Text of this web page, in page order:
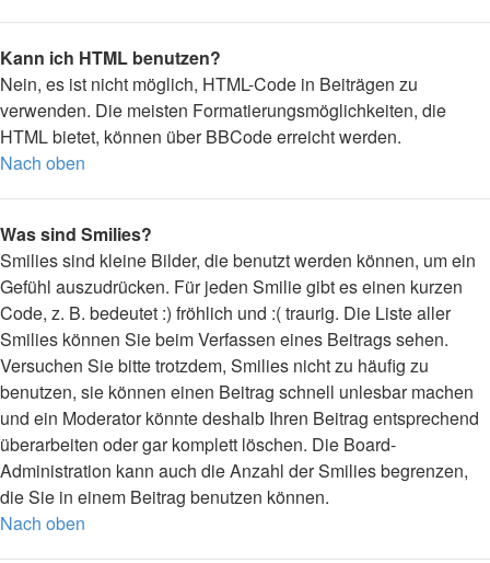
Kann ich HTML benutzen?
Nein, es ist nicht möglich, HTML-Code in Beiträgen zu
verwenden. Die meisten Formatierungsmöglichkeiten, die
HTML bietet, können über BBCode erreicht werden.
Nach oben
Was sind Smilies?
Smilies sind kleine Bilder, die benutzt werden können, um ein
Gefühl auszudrücken. Für jeden Smilie gibt es einen kurzen
Code, z. B. bedeutet :) fröhlich und :( traurig. Die Liste aller
Smilies können Sie beim Verfassen eines Beitrags sehen.
Versuchen Sie bitte trotzdem, Smilies nicht zu häufig zu
benutzen, sie können einen Beitrag schnell unlesbar machen
und ein Moderator könnte deshalb Ihren Beitrag entsprechend
überarbeiten oder gar komplett löschen. Die Board-
Administration kann auch die Anzahl der Smilies begrenzen,
die Sie in einem Beitrag benutzen können.
Nach oben